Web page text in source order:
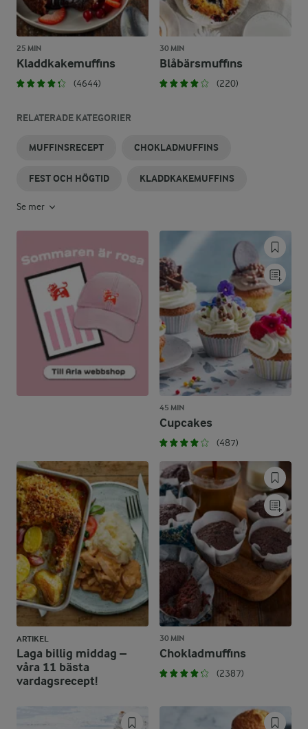
25 MIN
Kladdkakemuffins
(4644)
30 MIN
Blåbärsmuffins
(220)
RELATERADE KATEGORIER
MUFFINSRECEPT CHOKLADMUFFINS
FEST OCH HÖGTID KLADDKAKEMUFFINS
Se mer
45 MIN
Cupcakes
(487)
ARTIKEL
Laga billig middag –
våra 11 bästa
vardagsrecept!
30 MIN
Chokladmuffins
(2387)